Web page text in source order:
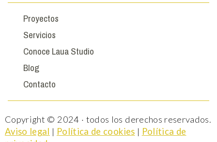
Proyectos
Servicios
Conoce Laua Studio
Blog
Contacto
Copyright © 2024 · todos los derechos reservados.
Aviso legal | Política de cookies | Política de